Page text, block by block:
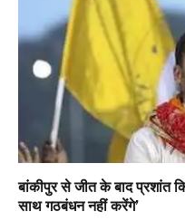
बांकीपुर से जीत के बाद प्रशांत
साथ गठबंधन नहीं करेंगे’